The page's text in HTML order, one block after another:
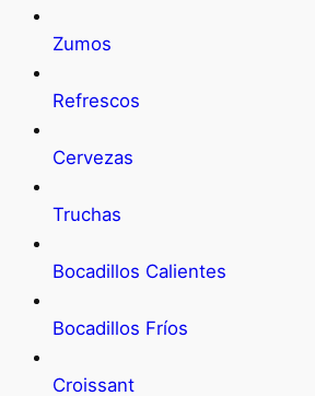
Zumos
Refrescos
Cervezas
Truchas
Bocadillos Calientes
Bocadillos Fríos
Croissant